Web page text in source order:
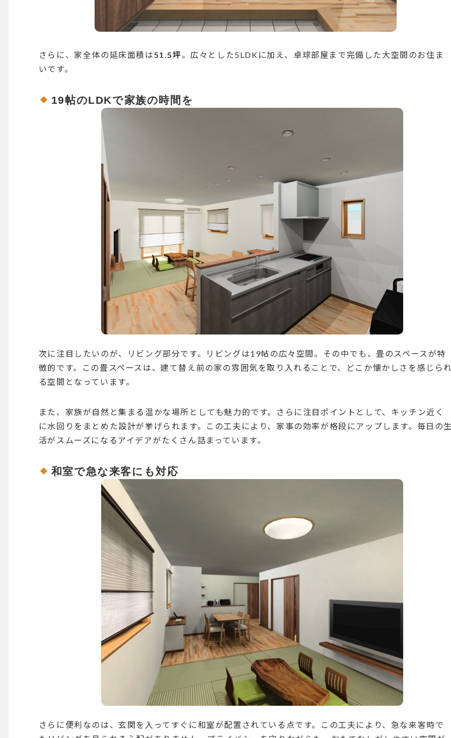
さらに、家全体の延床面積は51.5坪 。広々とした5LDKに加え、卓球部屋まで完備した大空間のお住ま
いです。
19帖のLDKで家族の時間を
次に注目したいのが、リビング部分です。リビングは19帖の広々空間。その中でも、畳のスペースが特
徴的です。この畳スペースは、建て替え前の家の雰囲気を取り入れることで、どこか懐かしさを感じら
る空間となっています。
また、家族が自然と集まる温かな場所としても魅力的です。さらに注目ポイントとして、キッチン近く
に水回りをまとめた設計が挙げられます。この工夫により、家事の効率が格段にアップします。毎日の
活がスムーズになるアイデアがたくさん詰まっています。
和室で急な来客にも対応
さらに便利なのは、玄関を入ってすぐに和室が配置されている点です。この工夫により、急な来客時で